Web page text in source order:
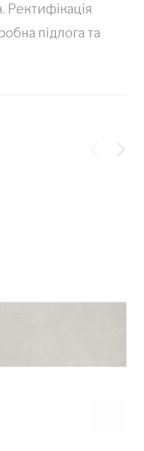
Ректифікація
підлога та